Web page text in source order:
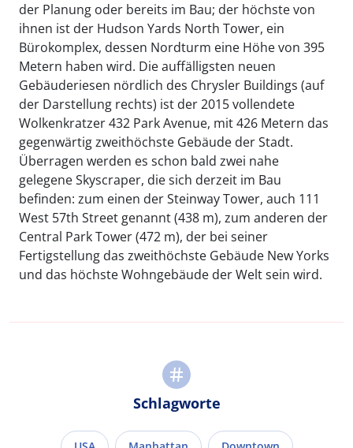
der Planung oder bereits im Bau; der höchste von
ihnen ist der Hudson Yards North Tower, ein
Bürokomplex, dessen Nordturm eine Höhe von 395
Metern haben wird. Die auffälligsten neuen
Gebäuderiesen nördlich des Chrysler Buildings (auf
der Darstellung rechts) ist der 2015 vollendete
Wolkenkratzer 432 Park Avenue, mit 426 Metern das
gegenwärtig zweithöchste Gebäude der Stadt.
Überragen werden es schon bald zwei nahe
gelegene Skyscraper, die sich derzeit im Bau
befinden: zum einen der Steinway Tower, auch 111
West 57th Street genannt (438 m), zum anderen der
Central Park Tower (472 m), der bei seiner
Fertigstellung das zweithöchste Gebäude New Yorks
und das höchste Wohngebäude der Welt sein wird.
Schlagworte